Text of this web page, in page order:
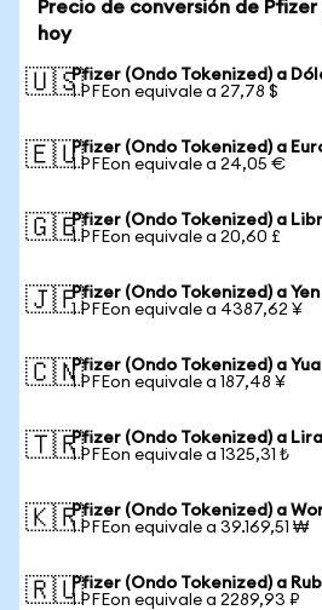
Precio de conversión de Pfizer
hoy
🇺🇸Pfizer (Ondo Tokenized) a
1 PFEon equivale a 27,78 $
🇪🇺Pfizer (Ondo Tokenized) a
1 PFEon equivale a 24,05 €
🇬🇧Pfizer (Ondo Tokenized) a
1 PFEon equivale a 20,60 £
🇯🇵Pfizer (Ondo Tokenized) a
1 PFEon equivale a 4387,62 ¥
🇨🇳Pfizer (Ondo Tokenized) a
1 PFEon equivale a 187,48 ¥
🇹🇷Pfizer (Ondo Tokenized) a
1 PFEon equivale a 1325,31 ₺
🇰🇷Pfizer (Ondo Tokenized) a
1 PFEon equivale a 39.169,51 ₩
🇷🇺Pfizer (Ondo Tokenized) a
1 PFEon equivale a 2289,93 ₽